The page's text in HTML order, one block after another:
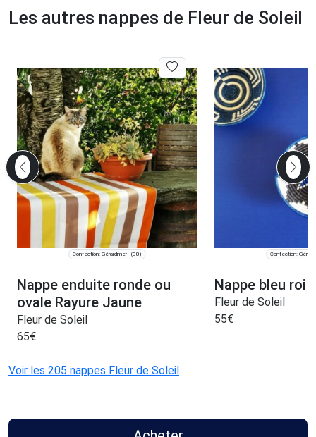
Les autres nappes de Fleur de Soleil
Confection: Gérardmer (88)
Nappe enduite ronde ou
ovale Rayure Jaune
Fleur de Soleil
65€
Confection:
Nappe bleu roi
Fleur de Soleil
55€
Voir les 205 nappes Fleur de Soleil